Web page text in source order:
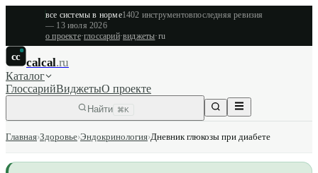
все системы в норме1402 инструментовпоследняя ревизия
— 13 июля 2026
о проекте·глоссарий·виджеты·ru
cc calcal.ru
Каталог
ГлоссарийВиджетыО проекте
Найти ⌘K
Главная›Здоровье›Эндокринология›Дневник глюкозы при диабете